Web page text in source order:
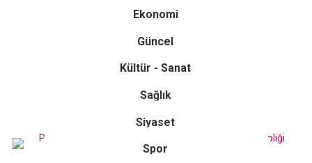
Ekonomi
Güncel
Kültür - Sanat
Sağlık
Siyaset
Spor